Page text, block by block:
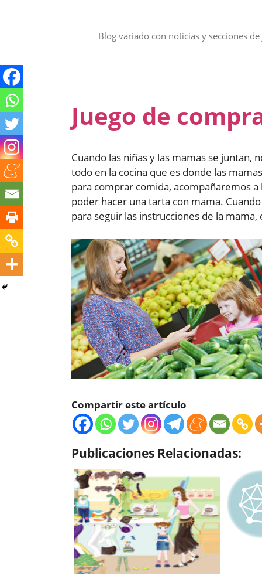
Blog variado con noticias y secciones
Juego de
Cuando las niñas y las mamas se
todo en la cocina que es donde las
para comprar comida, acompañaremos
poder hacer una tarta con mama.
para seguir las instrucciones de la
Compartir este artículo
Publicaciones Relacionadas: